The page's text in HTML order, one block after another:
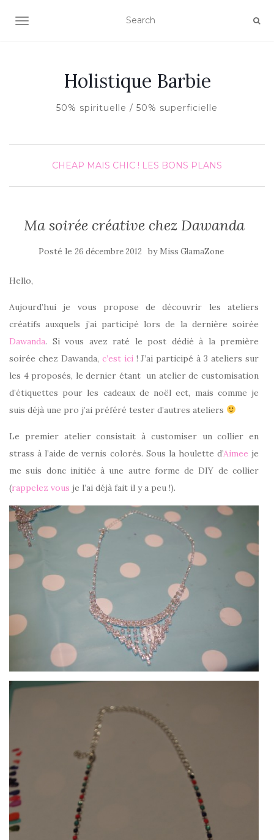
AFFICHER/MASQUER LA NAVIGATION
Holistique Barbie
50% spirituelle / 50% superficielle
CHEAP MAIS CHIC ! LES BONS PLANS
Ma soirée créative chez Dawanda
Posté le 26 décembre 2012 by Miss GlamaZone
Hello,
Aujourd’hui je vous propose de découvrir les ateliers
créatifs auxquels j’ai participé lors de la dernière soirée
Dawanda. Si vous avez raté le post dédié à la première
soirée chez Dawanda, c’est ici! J’ai participé à 3 ateliers sur
les 4 proposés, le dernier étant un atelier de customisation
d’étiquettes pour les cadeaux de noël ect, mais comme je
suis déjà une pro j’ai préféré tester d’autres ateliers
Le premier atelier consistait à customiser un collier en
strass à l’aide de vernis colorés. Sous la houlette d’Aimee je
me suis donc initiée à une autre forme de DIY de collier
(rappelez vous je l’ai déjà fait il y a peu !).